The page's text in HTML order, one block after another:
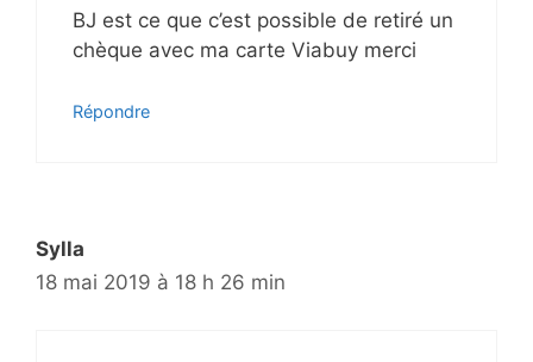
BJ est ce que c’est possible de retiré un
chèque avec ma carte Viabuy merci
Répondre
Sylla
18 mai 2019 à 18 h 26 min